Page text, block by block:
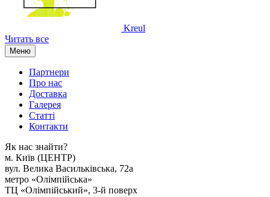
Kreul
Читать все
Меню
Партнери
Про нас
Доставка
Галерея
Статтi
Контакти
Як наc знайти?
м. Киïв (ЦЕНТР)
вул. Велика Васильківська, 72а
метро «Олімпійська»
ТЦ «Олімпійський», 3-й поверх